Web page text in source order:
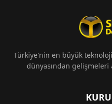
Türkiye'nin en büyük
dünyasından gelişmeleri